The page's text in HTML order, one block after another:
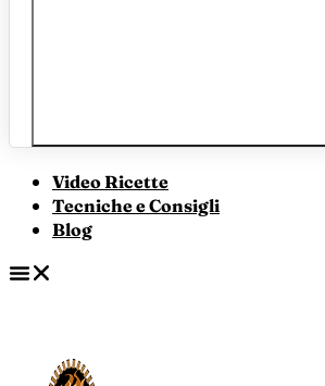
Video Ricette
Tecniche e Consigli
Blog